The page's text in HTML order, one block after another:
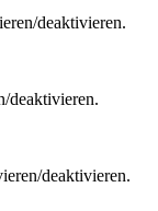
deaktivieren.
deaktivieren.
deaktivieren.